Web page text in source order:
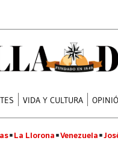
VIDA Y CULTURA
La Llorona Venezuela